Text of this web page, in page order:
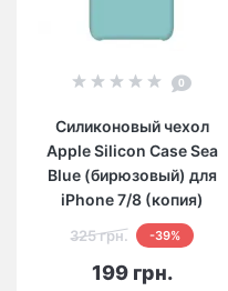
0
Силиконовый чехол
Apple Silicon Case Sea
Blue (бирюзовый) для
iPhone 7/8 (копия)
325 грн. -39%
199 грн.